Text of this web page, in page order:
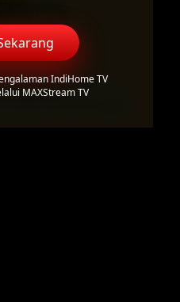
IndiHome TV
MAXStream TV